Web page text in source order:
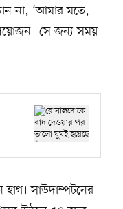
না, ‘আমার মতে,
সে জন্য সময়
সাউদাম্পটনের